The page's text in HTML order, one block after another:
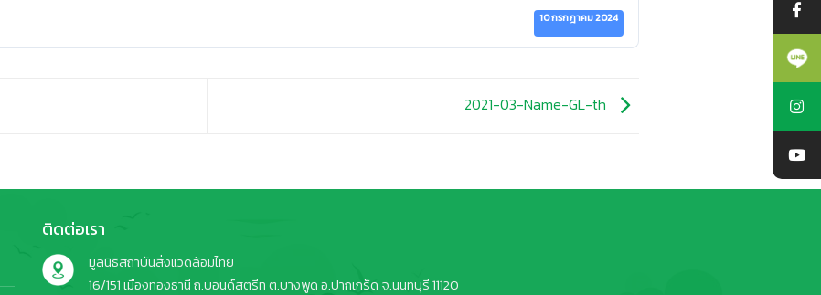
10 กรกฎาคม 2024
2021-03-Name-GL-th
ติดต่อเรา
มูลนิธิสถาบันสิ่งแวดล้อมไทย
16/151 เมืองทองธานี ถ.บอนด์สตรีท ต.บางพูด อ.ปากเกร็ด จ.นนทบุรี 11120